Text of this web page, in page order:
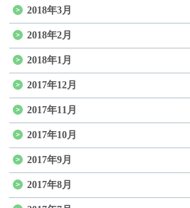
2018年3月
2018年2月
2018年1月
2017年12月
2017年11月
2017年10月
2017年9月
2017年8月